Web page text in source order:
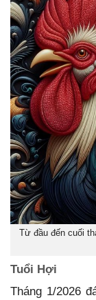
Từ đầu đến cuối
Tuổi Hợi
Tháng 1/2026